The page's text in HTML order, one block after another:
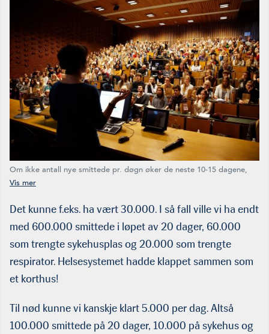
Om ikke antall nye smittede pr. døgn øker de neste 10-15 dagene,
bør man vurdere å avvikle noen av de strenge tiltakene. Man kan
høyskoler.
Det kunne f.eks. ha vært 30.000. I så fall ville vi ha endt
med 600.000 smittede i løpet av 20 dager, 60.000
som trengte sykehusplas og 20.000 som trengte
respirator. Helsesystemet hadde klappet sammen som
et korthus!
Til nød kunne vi kanskje klart 5.000 per dag. Altså
100.000 smittede på 20 dager, 10.000 på sykehus og